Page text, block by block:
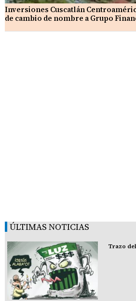
Inversiones Cuscatlán
de cambio de nombre a Grupo
ÚLTIMAS NOTICIAS
Trazo